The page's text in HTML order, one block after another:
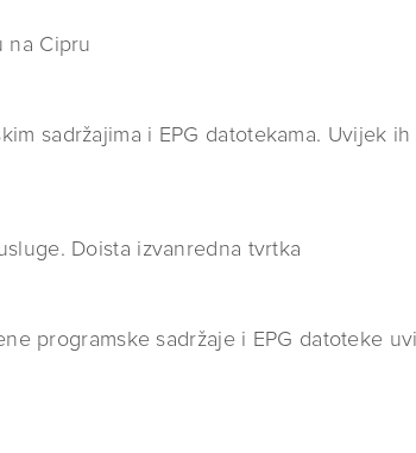
na Cipru
sadržajima i EPG datotekama. Uvijek
Doista izvanredna tvrtka
programske sadržaje i EPG datoteke